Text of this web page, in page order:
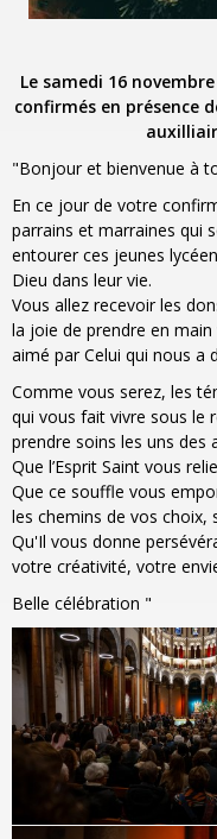
Le samedi 16
confirmés en présence
"Bonjour et bienvenue à
En ce jour de votre
parrains et marraines qui
entourer ces jeunes
Dieu dans leur vie.
Vous allez recevoir les
la joie de prendre en
aimé par Celui qui nous a
Comme vous serez, les
qui vous fait vivre sous le
prendre soins les uns des
Que l’Esprit Saint vous
Que ce souffle vous
les chemins de vos choix,
Qu'Il vous donne
votre créativité, votre
Belle célébration "